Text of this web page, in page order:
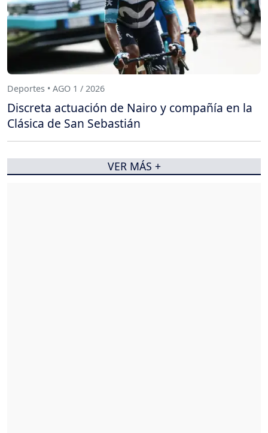
Deportes • AGO 1 / 2026
Discreta actuación de Nairo y compañía en la
Clásica de San Sebastián
VER MÁS +